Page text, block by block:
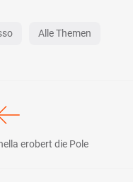
Alle Themen
erobert die Pole